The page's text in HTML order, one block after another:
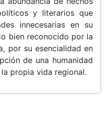
y literarios que
innecesarias en su
bien reconocido por la
por su esencialidad en
de una humanidad
propia vida regional.